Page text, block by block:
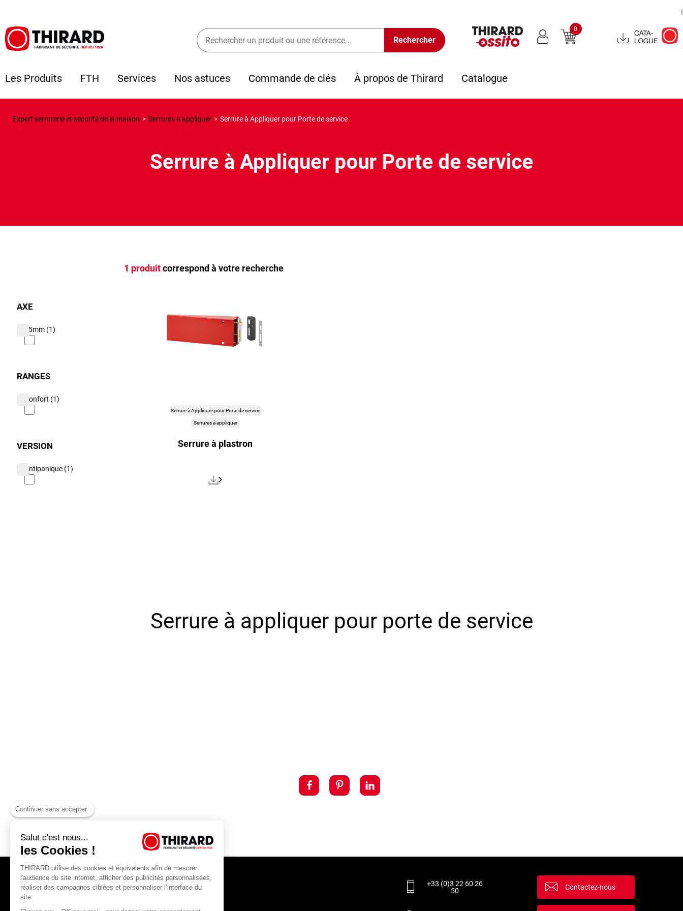
0
Catalogue
2022
Les Produits FTH Services Nos astuces Commande de clés À propos de Thirard Catalogue
Expert serrurerie et sécurité de la maison > Serrures à appliquer > Serrure à Appliquer pour Porte de service
Serrure à Appliquer pour Porte de service
1 produitcorrespond à votre recherche
AXE
45mm(1)
RANGES
confort (1)
VERSION
antipanique(1)
Serrure à Appliquer pour Porte de service
Serrures à appliquer
Serrure à plastron
serrure à appliquer pour porte de service
+33 (0)3 22 60 26
50
Contactez-nous
Continuer sans accepter
Salut c'est nous...
les Cookies !
THIRARD utilise des cookies et équivalents afin de mesurer
l'audience du site internet, afficher des publicités personnalisées,
réaliser des campagnes ciblées et personnaliser l’interface du
site.